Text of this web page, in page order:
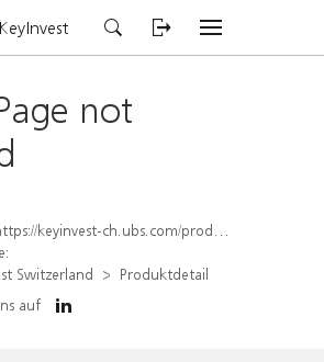
KeyInvest
not
keyinvest-ch.ubs.com/produkt/detail/index/isin/CH1578402013
Switzerland
Produktdetail
auf